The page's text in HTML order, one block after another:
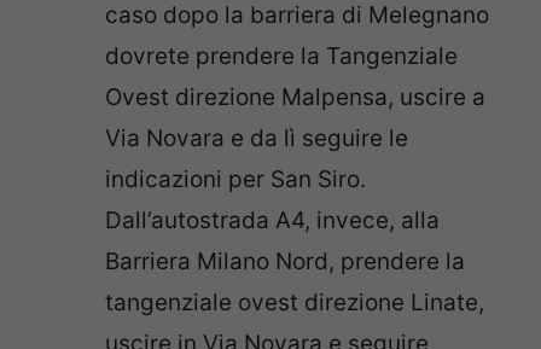
caso dopo la barriera di Melegnano
dovrete prendere la Tangenziale
Ovest direzione Malpensa, uscire a
Via Novara e da lì seguire le
indicazioni per San Siro.
Dall’autostrada A4, invece, alla
Barriera Milano Nord, prendere la
tangenziale ovest direzione Linate,